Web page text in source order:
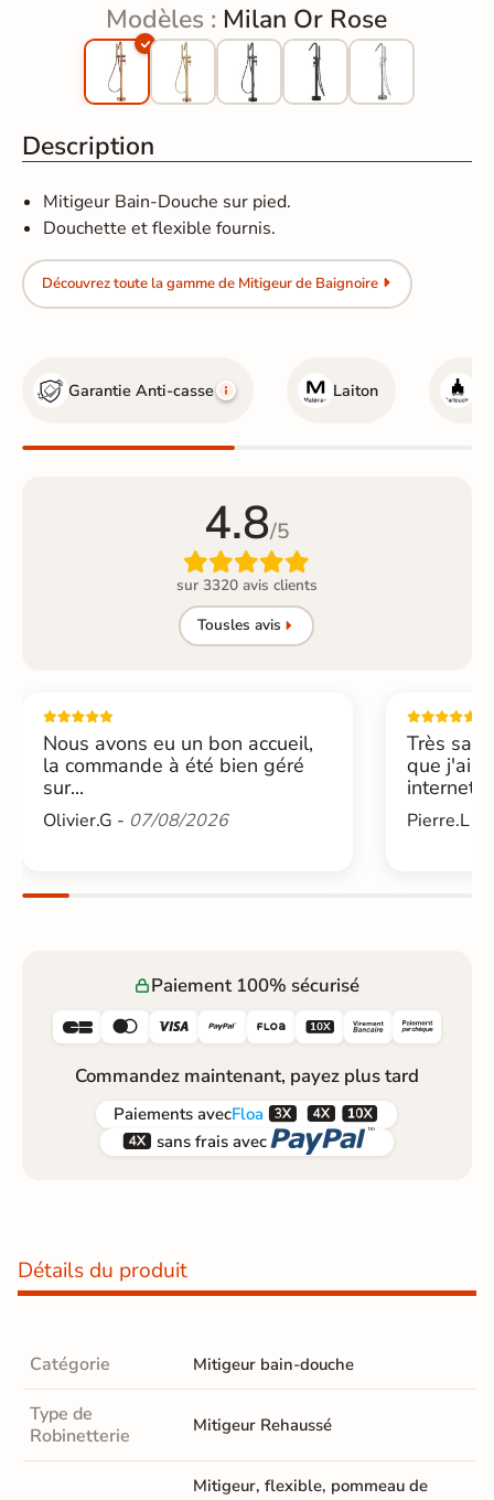
Modèles : Milan Or Rose
Description
Mitigeur Bain-Douche sur pied.
Douchette et flexible fournis.
Découvrez toute la gamme de Mitigeur de Baignoire
Garantie Anti-casse Laiton
4.8/5

sur 3320 avis clients
Tousles avis
Nous avons eu un bon accueil,
la commande à été bien géré
sur...
Olivier.G - 07/08/2026
Très
que j'ai
internet....
Pierre.L -
Paiement 100% sécurisé
     
Commandez maintenant, payez plus tard
Paiements avecFloa  
 sans frais avec 
Détails du produit
Catégorie Mitigeur bain-douche
Type de
Robinetterie
Mitigeur Rehaussé
Mitigeur, flexible, pommeau de